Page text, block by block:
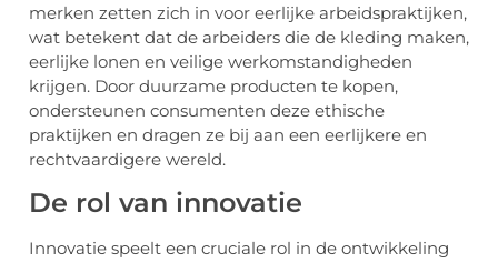
merken zetten zich in voor eerlijke arbeidspraktijken,
wat betekent dat de arbeiders die de kleding maken,
eerlijke lonen en veilige werkomstandigheden
krijgen. Door duurzame producten te kopen,
ondersteunen consumenten deze ethische
praktijken en dragen ze bij aan een eerlijkere en
rechtvaardigere wereld.
De rol van innovatie
Innovatie speelt een cruciale rol in de ontwikkeling